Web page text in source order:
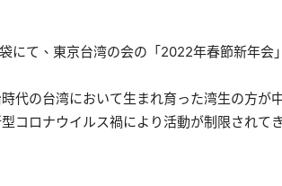
にて、東京台湾の会の「2022年春節新年会
代の台湾において生まれ育った湾生の方が
コロナウイルス禍により活動が制限されて